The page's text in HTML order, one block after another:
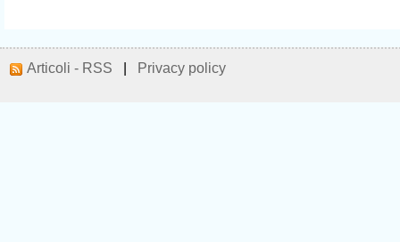
Articoli - RSS Privacy policy